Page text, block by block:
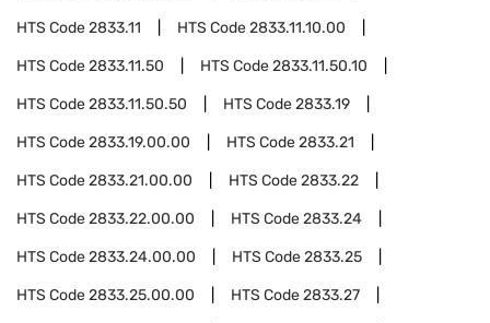
HTS Code2833.11 HTS Code2833.11.10.00
HTS Code2833.11.50 HTS Code2833.11.50.10
HTS Code2833.11.50.50 HTS Code2833.19
HTS Code2833.19.00.00 HTS Code2833.21
HTS Code2833.21.00.00 HTS Code2833.22
HTS Code2833.22.00.00 HTS Code2833.24
HTS Code2833.24.00.00 HTS Code2833.25
HTS Code2833.25.00.00 HTS Code2833.27